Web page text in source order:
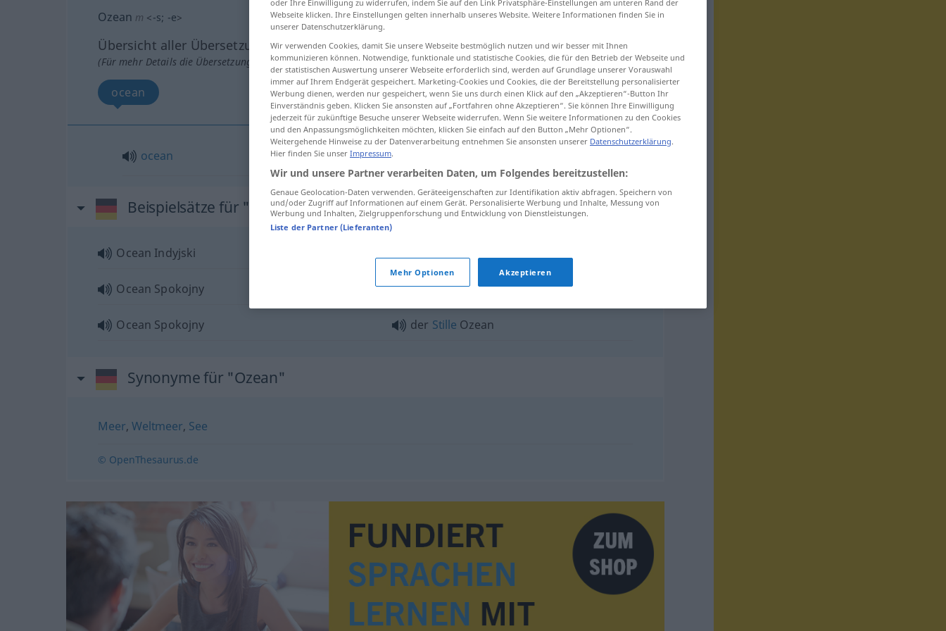
Ozean m <-s; -e>
Übersicht aller Übersetzungen
(Für mehr Details die Übersetzung anklicken/antippen)
ocean
ocean
Beispielsätze für "Ozean"
Ocean Indyjski
Ocean Spokojny der Pazifische Ozean
Ocean Spokojny der Stille Ozean
Synonyme für "Ozean"
Meer,Weltmeer, See
© OpenThesaurus.de
oder Ihre Einwilligung zu widerrufen, indem Sie auf den Link Privatsphäre-Einstellungen am unteren Rand der
Webseite klicken. Ihre Einstellungen gelten innerhalb unseres Website. Weitere Informationen finden Sie in
unserer Datenschutzerklärung.
Wir verwenden Cookies, damit Sie unsere Webseite bestmöglich nutzen und wir besser mit Ihnen
kommunizieren können. Notwendige, funktionale und statistische Cookies, die für den Betrieb der Webseite und
der statistischen Auswertung unserer Webseite erforderlich sind, werden auf Grundlage unserer Vorauswahl
immer auf Ihrem Endgerät gespeichert. Marketing-Cookies und Cookies, die der Bereitstellung personalisierter
Werbung dienen, werden nur gespeichert, wenn Sie uns durch einen Klick auf den „Akzeptieren“-Button Ihr
Einverständnis geben. Klicken Sie ansonsten auf „Fortfahren ohne Akzeptieren“. Sie können Ihre Einwilligung
jederzeit für zukünftige Besuche unserer Webseite widerrufen. Wenn Sie weitere Informationen zu den Cookies
und den Anpassungsmöglichkeiten möchten, klicken Sie einfach auf den Button „Mehr Optionen“.
Weitergehende Hinweise zu der Datenverarbeitung entnehmen Sie ansonsten unserer Datenschutzerklärung.
Hier finden Sie unser Impressum.
Wir und unsere Partner verarbeiten Daten, um Folgendes bereitzustellen:
Genaue Geolocation-Daten verwenden. Geräteeigenschaften zur Identifikation aktiv abfragen. Speichern von
und/oder Zugriff auf Informationen auf einem Gerät. Personalisierte Werbung und Inhalte, Messung von
Werbung und Inhalten, Zielgruppenforschung und Entwicklung von Dienstleistungen.
Liste der Partner (Lieferanten)
Mehr Optionen Akzeptieren